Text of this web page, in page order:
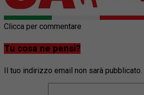
Clicca per commentare
Tu cosa ne pensi?
Il tuo indirizzo email non sarà pubblicato.